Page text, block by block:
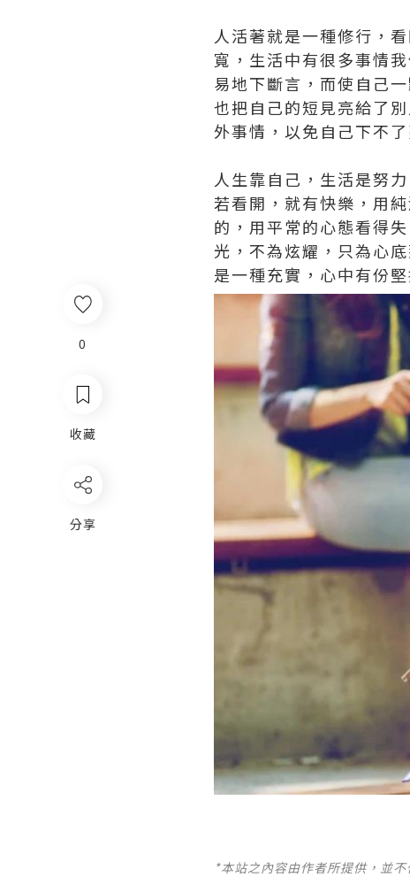
0
收藏
分享
人活著就是一種修行，
寬，生活中有很多事情
易地下斷言，而使自己
也把自己的短見亮給了
外事情，以免自己下不
人生靠自己，生活是努
若看開，就有快樂，用
的，用平常的心態看得
光，不為炫耀，只為心
是一種充實，心中有份
*本站之內容由作者所提供，並